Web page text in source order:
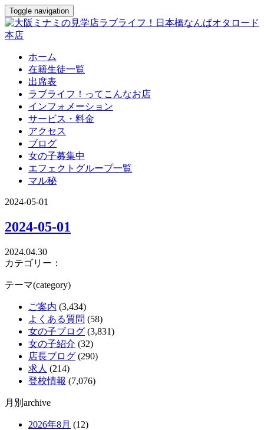
Toggle navigation
ホーム
在籍生徒一覧
出席表
ラブライフ！ってこんなお店
インフォメーション
サービス・料金
アクセス
ブログ
女の子募集中
エフェクトグループ一覧
マル秘
2024-05-01
2024-05-01
2024.04.30
カテゴリー：
テーマ(category)
ご案内 (3,434)
よくある質問 (58)
女の子ブログ (3,831)
女の子紹介 (32)
店長ブログ (290)
求人 (214)
登校情報 (7,076)
月別archive
2026年8月 (12)